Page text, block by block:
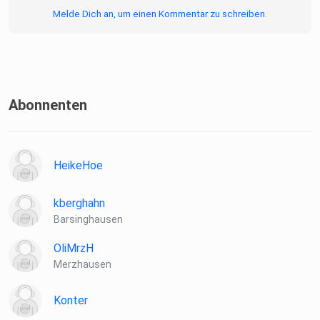
finden Sie das passende Angebot.
Hier geht es zu unserem SPIEGEL Shop.
Hier geht es zur SPIEGEL Akademie.
Melde Dich an, um einen Kommentar zu schreiben.
Abonnenten
HeikeHoe
kberghahn
Barsinghausen
OliMrzH
Merzhausen
Konter